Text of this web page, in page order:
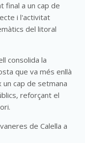
final a un cap de
i l'activitat
del litoral
consolida la
que va més enllà
cap de setmana
reforçant el
de Calella a